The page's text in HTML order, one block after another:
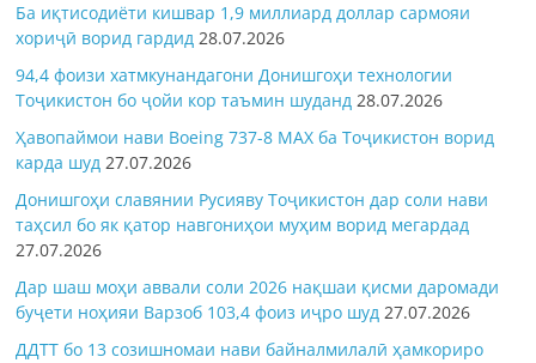
Ба иқтисодиёти кишвар 1,9 миллиард доллар сармояи
хориҷӣ ворид гардид 28.07.2026
94,4 фоизи хатмкунандагони Донишгоҳи технологии
Тоҷикистон бо ҷойи кор таъмин шуданд 28.07.2026
Ҳавопаймои нави Boeing 737-8 MAX ба Тоҷикистон ворид
карда шуд 27.07.2026
Донишгоҳи славянии Русияву Тоҷикистон дар соли нави
таҳсил бо як қатор навгониҳои муҳим ворид мегардад
27.07.2026
Дар шаш моҳи аввали соли 2026 нақшаи қисми даромади
буҷети ноҳияи Варзоб 103,4 фоиз иҷро шуд 27.07.2026
ДДТТ бо 13 созишномаи нави байналмилалӣ ҳамкориро